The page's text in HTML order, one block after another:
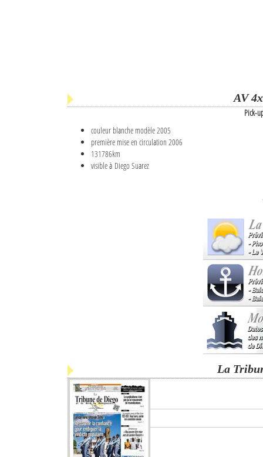
AV
Pick-
couleur blanche modèle 2005
première mise en circulation 2006
131786km
visible à Diego Suarez
La